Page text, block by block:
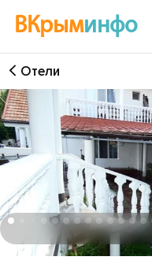
ВКрыминфо
Войти
Избранное
История
Добавить свой
Отели